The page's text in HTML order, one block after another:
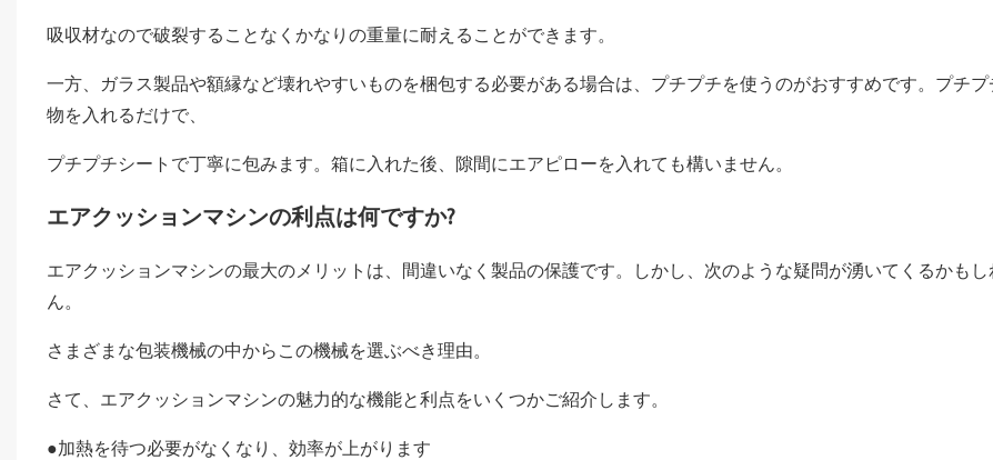
吸収材なので破裂することなくかなりの重量に耐えることができます。
一方、ガラス製品や額縁など壊れやすいものを梱包する必要がある場合は、プチプチを使うのがおすすめです。プチプ
物を入れるだけで、
プチプチシートで丁寧に包みます。箱に入れた後、隙間にエアピローを入れても構いません。
エアクッションマシンの利点は何ですか?
エアクッションマシンの最大のメリットは、間違いなく製品の保護です。しかし、次のような疑問が湧いてくるかもし
ん。
さまざまな包装機械の中からこの機械を選ぶべき理由。
さて、エアクッションマシンの魅力的な機能と利点をいくつかご紹介します。
●加熱を待つ必要がなくなり、効率が上がります